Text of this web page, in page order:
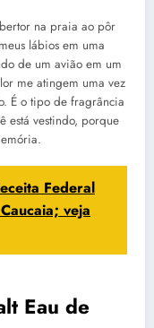
na praia ao pôr
lábios em uma
de um avião em um
me atingem uma vez
É o tipo de fragrância
está vestindo, porque
Federal
veja
Eau de